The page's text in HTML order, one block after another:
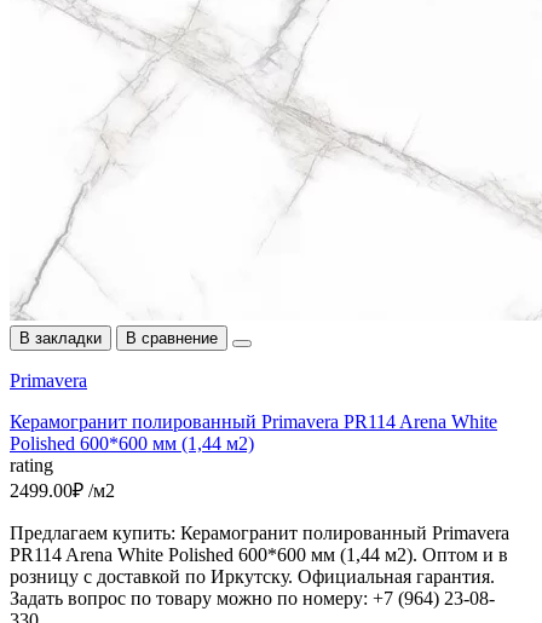
В закладки В сравнение
Primavera
Керамогранит полированный Primavera PR114 Arena White
Polished 600*600 мм (1,44 м2)
rating
2499.00₽ /м2
Предлагаем купить: Керамогранит полированный Primavera
PR114 Arena White Polished 600*600 мм (1,44 м2). Оптом и в
розницу с доставкой по Иркутску. Официальная гарантия.
Задать вопрос по товару можно по номеру: +7 (964) 23-08-